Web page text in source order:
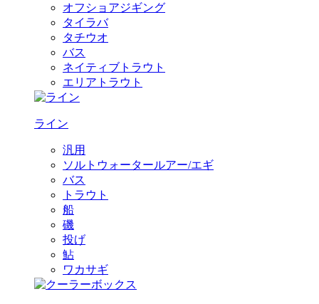
オフショアジギング
タイラバ
タチウオ
バス
ネイティブトラウト
エリアトラウト
ライン
汎用
ソルトウォータールアー/エギ
バス
トラウト
船
磯
投げ
鮎
ワカサギ